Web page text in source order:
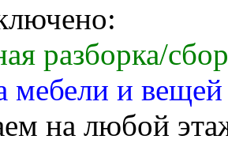
разборка/
мебели и
на любой